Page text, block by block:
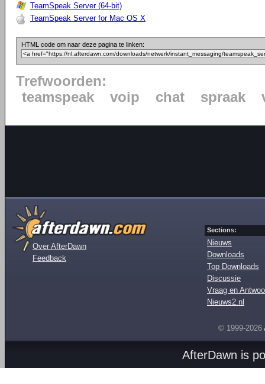
TeamSpeak Server (64-bit)
TeamSpeak Server for Mac OS X
HTML code om naar deze pagina te linken:
Trefwoorden:
teamspeak
voip chat spraak
Over AfterDawn
Feedback
Sections:
Nieuws
Downloads
Top Downloads
Discussie
Vraag en
Nieuws2.nl
© 1999-2026
AfterDawn is